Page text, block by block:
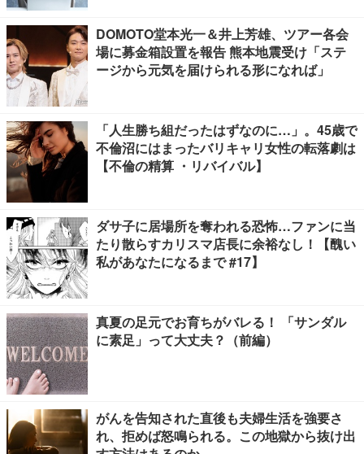
DOMOTO堂本光一＆井上芳雄、ツアー各会
場に募金箱設置を報告 熊本地震受け「ステ
ージから元気を届けられる形になれば」
「人生勝ち組だったはずなのに…」。45歳で
不倫沼にはまったバリキャリ女性の転落劇は
【不倫の精算 ・リバイバル】
ダサ子に居場所を奪われる恐怖…ファンに当
たり散らすカリスマ店長に余裕なし！【醜い
私があなたになるまで #17】
真夏の足元でお育ちがバレる！ 「サンダル
に素足」って大丈夫？（前編）
がんを告知された直後も夫婦生活を強要さ
れ、拒めば怒鳴られる。この地獄から抜け出